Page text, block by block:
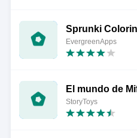
Sprunki
EvergreenApps
El mundo de
StoryToys